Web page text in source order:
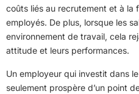
coûts liés au recrutement et à la
employés. De plus, lorsque les
environnement de travail, cela
attitude et leurs performances.
Un employeur qui investit dans
seulement prospère d’un point